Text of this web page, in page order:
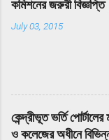
Chemistry, and
each subject will be
NEP 2020, the
languages i.e.
কমিশনের জরুরী
July 03, 2015
কেন্দ্রীভূত ভর্তি
ও কলেজের অধীনে